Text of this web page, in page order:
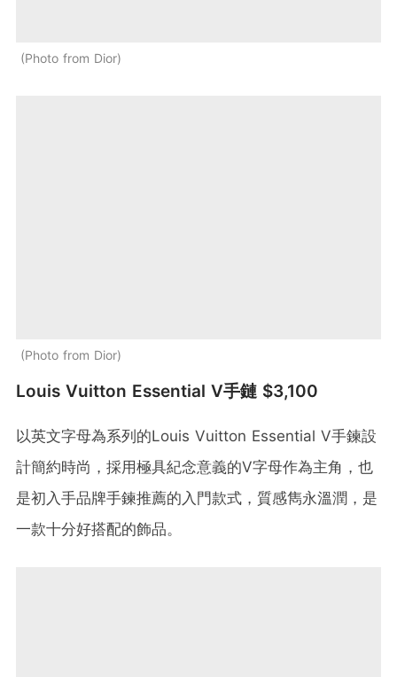
Photo from Dior
Photo from Dior
Louis Vuitton Essential V手鏈 $3,100
以英文字母為系列的Louis Vuitton Essential V手鍊設
計簡約時尚，採用極具紀念意義的V字母作為主角，也
是初入手品牌手鍊推薦的入門款式，質感雋永溫潤，是
一款十分好搭配的飾品。